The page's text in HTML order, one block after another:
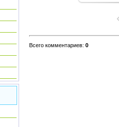
Всего комментариев: 0